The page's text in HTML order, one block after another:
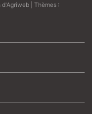
d'Agriweb | Thèmes :